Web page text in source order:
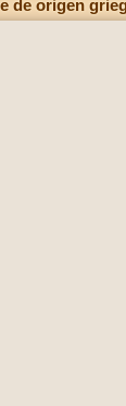
de origen